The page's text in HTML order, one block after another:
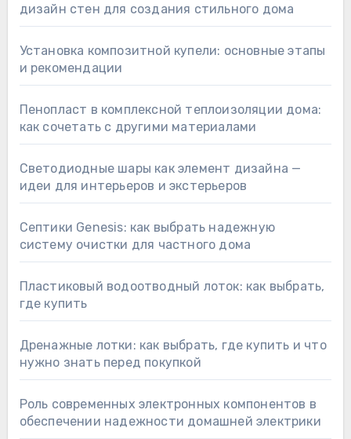
дизайн стен для создания стильного дома
Установка композитной купели: основные этапы
и рекомендации
Пенопласт в комплексной теплоизоляции дома:
как сочетать с другими материалами
Светодиодные шары как элемент дизайна —
идеи для интерьеров и экстерьеров
Септики Genesis: как выбрать надежную
систему очистки для частного дома
Пластиковый водоотводный лоток: как выбрать,
где купить
Дренажные лотки: как выбрать, где купить и что
нужно знать перед покупкой
Роль современных электронных компонентов в
обеспечении надежности домашней электрики